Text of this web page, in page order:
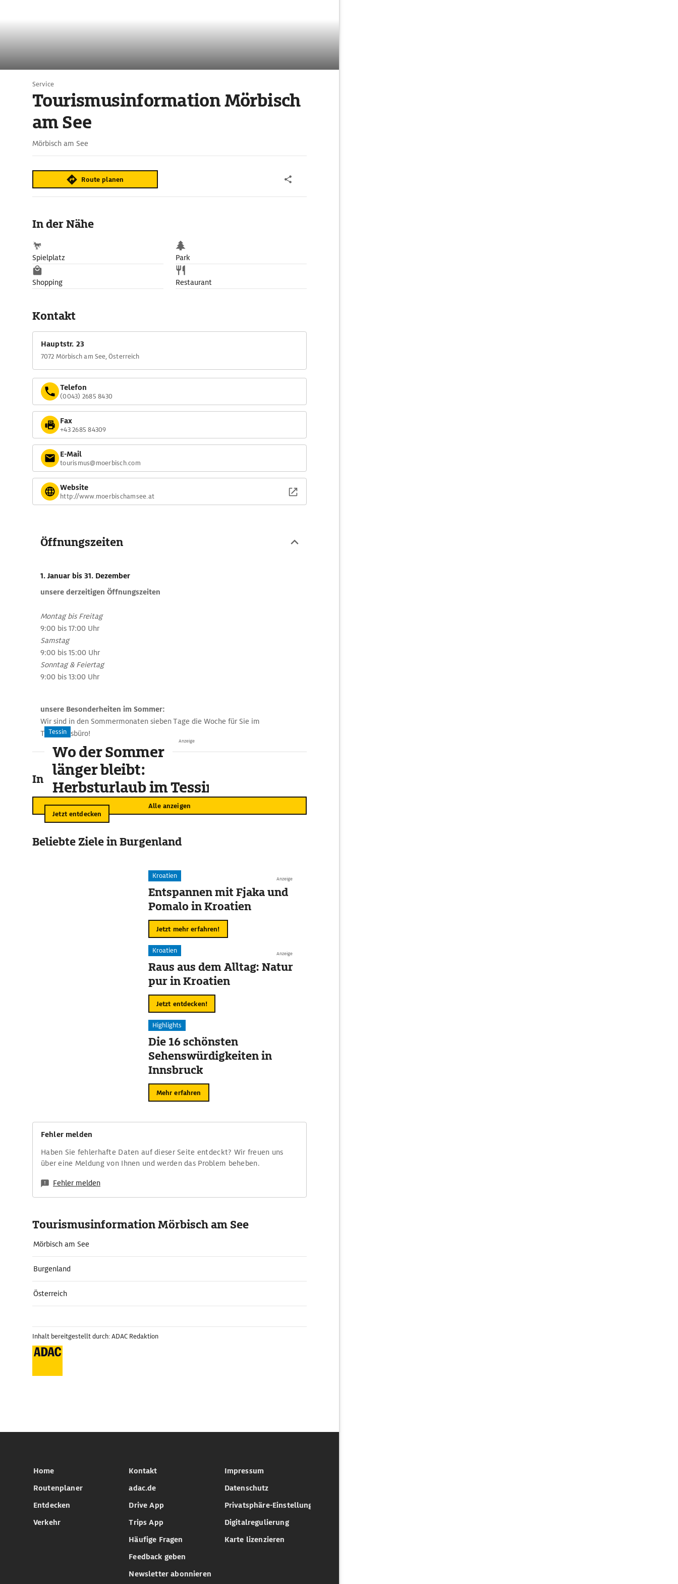
Service
Tourismusinformation Mörbisch
am See
Mörbisch am See
Route planen
In der Nähe
Spielplatz Park
Shopping Restaurant
Kontakt
Hauptstr. 23
7072 Mörbisch am See, Österreich
Telefon
(0043) 2685 8430
Fax
+43 2685 84309
E-Mail
tourismus@moerbisch.com
Website
http://www.moerbischamsee.at
Öffnungszeiten
1. Januar bis 31. Dezember
unsere derzeitigen Öffnungszeiten
Montag bis Freitag
9:00 bis 17:00 Uhr
Samstag
9:00 bis 15:00 Uhr
Sonntag & Feiertag
9:00 bis 13:00 Uhr
unsere Besonderheiten im Sommer:
Wir sind in den Sommermonaten sieben Tage die Woche für Sie im
Tourismusbüro!
In der Umgebung
Alle anzeigen
Anzeige
Tessin
Wo der Sommer
länger bleibt:
Herbsturlaub im Tessin
Jetzt entdecken
Beliebte Ziele in Burgenland
Anzeige
Kroatien
Entspannen mit Fjaka und
Pomalo in Kroatien
Jetzt mehr erfahren!
Anzeige
Kroatien
Raus aus dem Alltag: Natur
pur in Kroatien
Jetzt entdecken!
Highlights
Die 16 schönsten
Sehenswürdigkeiten in
Innsbruck
Mehr erfahren
Fehler melden
Haben Sie fehlerhafte Daten auf dieser Seite entdeckt? Wir freuen uns
über eine Meldung von Ihnen und werden das Problem beheben.
Fehler melden
Tourismusinformation Mörbisch am See
Mörbisch am See
Burgenland
Österreich
Inhalt bereitgestellt durch: ADAC Redaktion
Home
Routenplaner
Entdecken
Verkehr
Kontakt
adac.de
Drive App
Trips App
Häufige Fragen
Feedback geben
Newsletter abonnieren
Impressum
Datenschutz
Privatsphäre-Einstellungen
Digitalregulierung
Karte lizenzieren